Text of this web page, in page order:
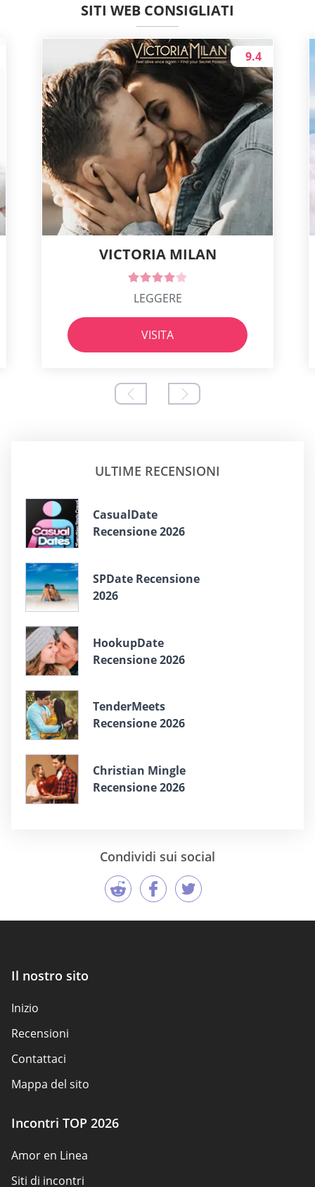
SITI WEB CONSIGLIATI
VICTORIA MILAN
9.4
LEGGERE
VISITA
ULTIME RECENSIONI
СasualDate
Recensione 2026
SPDate Recensione
2026
HookupDate
Recensione 2026
TenderMeets
Recensione 2026
Christian Mingle
Recensione 2026
Condividi sui social
Il nostro sito
Inizio
Recensioni
Contattaci
Mappa del sito
Incontri TOP 2026
Amor en Linea
Siti di incontri